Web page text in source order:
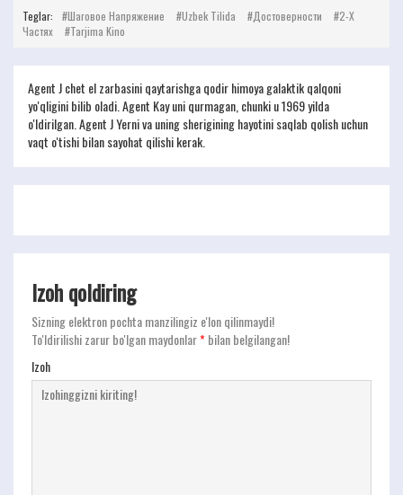
Teglar: Шаговое Напряжение Uzbek Tilida Достоверности
2-Х
Частях
Tarjima Kino
Agent J chet el zarbasini qaytarishga qodir himoya galaktik qalqoni
yo'qligini bilib oladi. Agent Kay uni qurmagan, chunki u 1969 yilda
o'ldirilgan. Agent J Yerni va uning sherigining hayotini saqlab qolish uchun
vaqt o'tishi bilan sayohat qilishi kerak.
Izoh qoldiring
Sizning elektron pochta manzilingiz e'lon qilinmaydi!
To'ldirilishi zarur bo'lgan maydonlar*bilan belgilangan!
Izoh